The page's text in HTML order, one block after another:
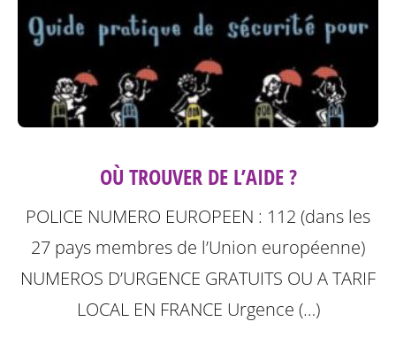
OÙ TROUVER DE L’AIDE ?
POLICE NUMERO EUROPEEN : 112 (dans les
27 pays membres de l’Union européenne)
NUMEROS D’URGENCE GRATUITS OU A TARIF
LOCAL EN FRANCE Urgence (…)